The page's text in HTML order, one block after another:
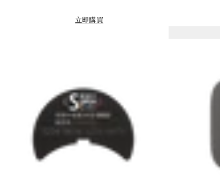
立即購買